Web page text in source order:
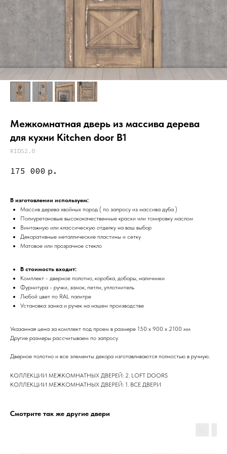
Межкомнатная дверь из массива дерева
для кухни Kitchen door B1
RIDS2.0
175 000 р.
В изготовлении используем:
Массив дерева хвойных пород ( по запросу из массива дуба )
Полиуретановые высококачественные краски или тонировку маслом
Винтажную или классическую отделку на ваш выбор
Декоративные металлические пластины и сетку
Матовое или прозрачное стекло
В стоимость входит:
Комплект - дверное полотно, коробка, доборы, наличники
Фурнитура - ручки, замок, петли, уплотнитель
Любой цвет по RAL палитре
Установка замка и ручек на нашем производстве
Указанная цена за комплект под проем в размере 150 х 900 х 2100 мм
Другие размеры рассчитываем по запросу
Дверное полотно и все элементы декора изготавливаются полностью в ручную.
КОЛЛЕКЦИИ МЕЖКОМНАТНЫХ ДВЕРЕЙ: 2. LOFT DOORS
КОЛЛЕКЦИИ МЕЖКОМНАТНЫХ ДВЕРЕЙ: 1. ВСЕ ДВЕРИ
Смотрите так же другие двери